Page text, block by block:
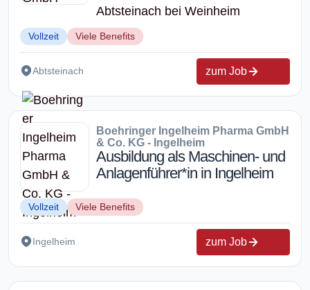
Abtsteinach bei Weinheim
Vollzeit Viele Benefits
Abtsteinach zum Job
Boehringer Ingelheim Pharma GmbH
& Co. KG - Ingelheim
Ausbildung als Maschinen- und
Anlagenführer*in in Ingelheim
Vollzeit Viele Benefits
Ingelheim zum Job